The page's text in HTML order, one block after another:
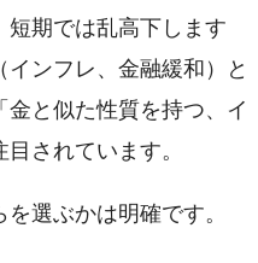
期では乱高下します
ンフレ、金融緩和）と
と似た性質を持つ、イ
されています。
選ぶかは明確です。